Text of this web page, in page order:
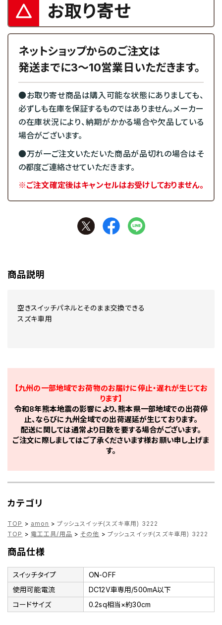
お取り寄せ
ネットショップからのご注文は
発送までに3～10営業日いただきます。
●お取り寄せ商品は購入可能な状態にありましても、
必ずしも在庫を保証するものではありません。メーカー
の在庫状況により、納期がかかる場合や欠品している
場合がございます。
●万が一ご注文いただいた商品が品切れの場合はそ
の都度ご連絡させていただきます。
※ご注文確定後はキャンセルはお受けしておりません。
商品説明
空きスイッチパネルとそのまま交換できる
スズキ車用
【九州の一部地域でお荷物のお届けに停止・遅れが生じてお
ります】
令和8年熊本地震の影響により、熊本県一部地域での出荷停
止、ならびに九州全域での出荷遅延が生じております。
配送に関しては通常より日数を要する場合がございます。
ご注文に際しましてはご了承くださいます様お願い申し上げま
す。
カテゴリ
TOP > amon > プッシュスイッチ(スズキ車用) 3222
TOP > 電工工具/用品 > その他 > プッシュスイッチ(スズキ車用) 3222
商品仕様
スイッチタイプ
ON-OFF
使用可能電流
DC12V車専用/500mA以下
コードサイズ
0.2sq相当×約30cm